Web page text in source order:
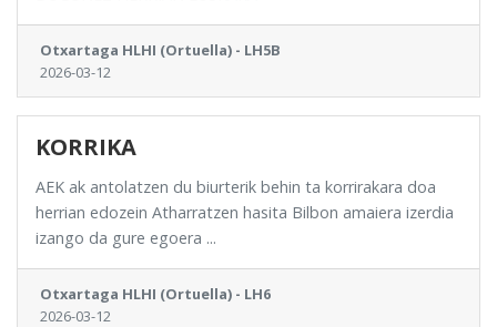
Otxartaga HLHI (Ortuella) - LH5B
2026-03-12
KORRIKA
AEK ak antolatzen du biurterik behin ta korrirakara doa
herrian edozein Atharratzen hasita Bilbon amaiera izerdia
izango da gure egoera ...
Otxartaga HLHI (Ortuella) - LH6
2026-03-12